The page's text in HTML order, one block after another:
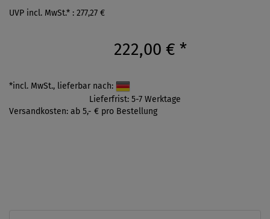
UVP incl. MwSt.* : 277,27 €
222,00 € *
*incl. MwSt., lieferbar nach:
Lieferfrist: 5-7 Werktage
Versandkosten: ab 5,- € pro Bestellung